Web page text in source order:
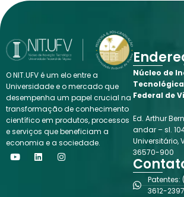
O NIT.UFV é um elo entre a
Universidade e o mercado que
desempenha um papel crucial na
transformação de conhecimento
científico em produtos, processos
e serviços que beneficiam a
economia e a sociedade.
Y
o
L
i
I
n
Núcleo de
Federal de
Ed. Arthur
andar – sl.
Universitário,
36570-900
Patentes:
3612-2397